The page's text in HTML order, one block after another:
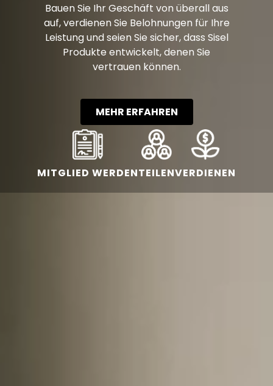
MITGLIED WERDENTEILENVERDIENEN
Bauen Sie Ihr Geschäft von überall aus
auf, verdienen Sie Belohnungen für Ihre
Leistung und seien Sie sicher, dass Sisel
Produkte entwickelt, denen Sie
vertrauen können.
MEHR ERFAHREN